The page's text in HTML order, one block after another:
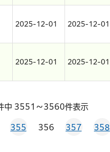
2025-12-01 2025-12-01
2025-12-01 2025-12-01
中 3551～3560件表示
355 356 357 358